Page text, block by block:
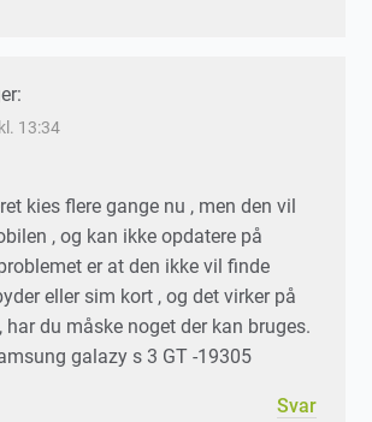
13:34
kies flere gange nu , men den vil
, og kan ikke opdatere på
er at den ikke vil finde
eller sim kort , og det virker på
har du måske noget der kan bruges.
galazy s 3 GT -19305
Svar